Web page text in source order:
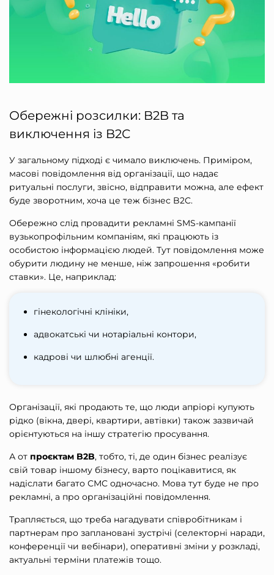
Обережні розсилки: B2B та
виключення із B2С
У загальному підході є чимало виключень. Приміром,
масові повідомлення від організації, що надає
ритуальні послуги, звісно, відправити можна, але ефект
буде зворотним, хоча це теж бізнес B2C.
Обережно слід провадити рекламні SMS-кампанії
вузькопрофільним компаніям, які працюють із
особистою інформацією людей. Тут повідомлення може
обурити людину не менше, ніж запрошення «робити
ставки». Це, наприклад:
гінекологічні клініки,
адвокатські чи нотаріальні контори,
кадрові чи шлюбні агенції.
Організації, які продають те, що люди апріорі купують
рідко (вікна, двері, квартири, автівки) також зазвичай
орієнтуються на іншу стратегію просування.
А от проєктам B2B, тобто, ті, де один бізнес реалізує
свій товар іншому бізнесу, варто поцікавитися, як
надіслати багато СМС одночасно. Мова тут буде не про
рекламні, а про організаційні повідомлення.
Трапляється, що треба нагадувати співробітникам і
партнерам про заплановані зустрічі (селекторні наради,
конференції чи вебінари), оперативні зміни у розкладі,
актуальні терміни платежів тощо.